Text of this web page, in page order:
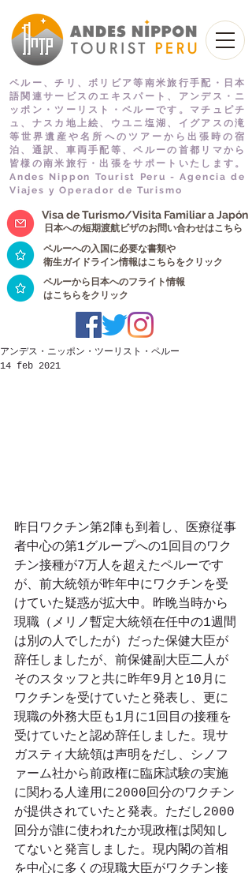
ペルー、チリ、ボリビア等南米旅行手配・日本
語関連サービスのエキスパート、アンデス・ニ
ッポン・ツーリスト・ペルーです。マチュピチ
ュ、ナスカ地上絵、ウユニ塩湖、イグアスの滝
等世界遺産や名所へのツアーから出張時の宿
泊、通訳、車両手配等、ペルーの首都リマから
皆様の南米旅行・出張をサポートいたします。
Andes Nippon Tourist Peru - Agencia de
Viajes y Operador de Turismo
Visa de Turismo/Visita Familiar a Japón
日本への短期渡航ビザのお問い合わせはこちら
ペルーへの入国に必要な書類や
衛生ガイドライン情報はこちらをクリック
ペルーから日本へのフライト情報
はこちらをクリック
アンデス・ニッポン・ツーリスト・ペルー
14 feb 2021
昨日ワクチン第2陣も到着し、医療従事
者中心の第1グループへの1回目のワク
チン接種が7万人を超えたペルーです
が、前大統領が昨年中にワクチンを受
けていた疑惑が拡大中。昨晩当時から
現職（メリノ暫定大統領在任中の1週間
は別の人でしたが）だった保健大臣が
辞任しましたが、前保健副大臣二人が
そのスタッフと共に昨年9月と10月に
ワクチンを受けていたと発表し、更に
現職の外務大臣も1月に1回目の接種を
受けていたと認め辞任しました。現サ
ガスティ大統領は声明をだし、シノフ
ァーム社から前政権に臨床試験の実施
に関わる人達用に2000回分のワクチン
が提供されていたと発表。ただし2000
回分が誰に使われたか現政権は関知し
てないと発言しました。現内閣の首相
を中心に多くの現職大臣がワクチン接